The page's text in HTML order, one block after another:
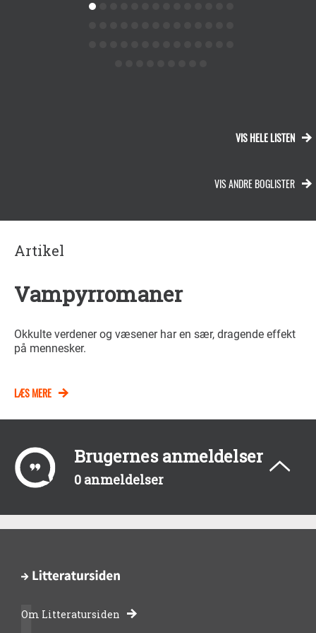
VIS HELE LISTEN
VIS ANDRE BOGLISTER
Artikel
Vampyrromaner
Okkulte verdener og væsener har en sær, dragende effekt
på mennesker.
LÆS MERE
Brugernes anmeldelser
0 anmeldelser
Om Litteratursiden